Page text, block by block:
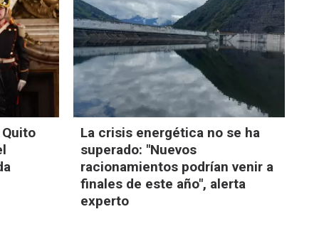
La crisis energética no se ha
superado: "Nuevos
racionamientos podrían venir a
finales de este año", alerta
experto